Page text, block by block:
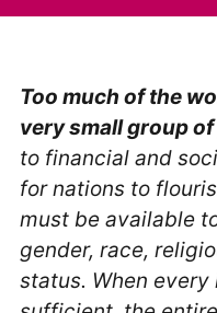
Too much of the
very small group
to financial and
for nations to
must be available
gender, race,
status. When